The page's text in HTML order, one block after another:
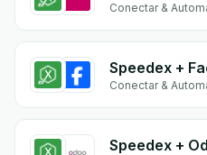
Conectar &
Speedex +
Conectar &
Speedex +